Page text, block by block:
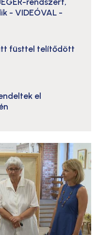
- VIDEÓVAL -
füsttel telítődött
el